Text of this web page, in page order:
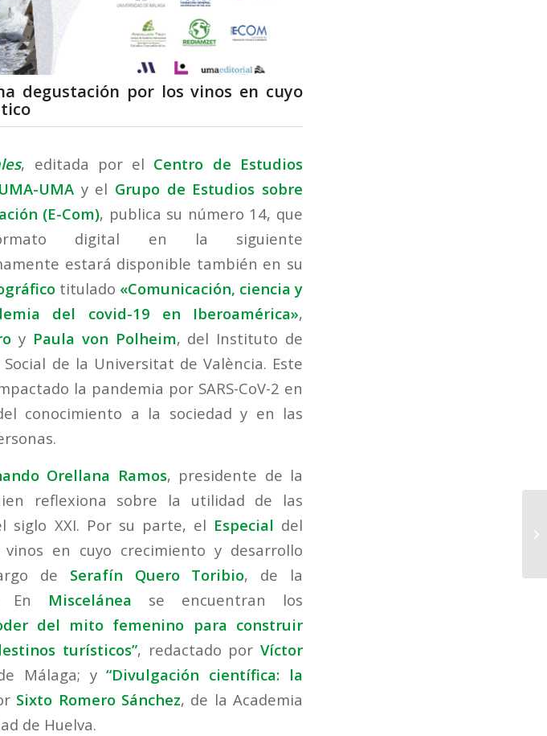
degustación por los vinos en cuyo
, editada por el Centro de Estudios
UMA y el Grupo de Estudios sobre
(E-Com), publica su número 14, que
digital en la siguiente
estará disponible también en su
titulado «Comunicación, ciencia y
del covid-19 en Iberoamérica»,
y Paula von Polheim, del Instituto de
de la Universitat de València. Este
la pandemia por SARS-CoV-2 en
conocimiento a la sociedad y en las
Orellana Ramos, presidente de la
reflexiona sobre la utilidad de las
siglo XXI. Por su parte, el Especial del
en cuyo crecimiento y desarrollo
de Serafín Quero Toribio, de la
En Miscelánea se encuentran los
del mito femenino para construir
turísticos”, redactado porVíctor
Málaga; y“Divulgación científica: la
Sixto Romero Sánchez, de la Academia
de Huelva.